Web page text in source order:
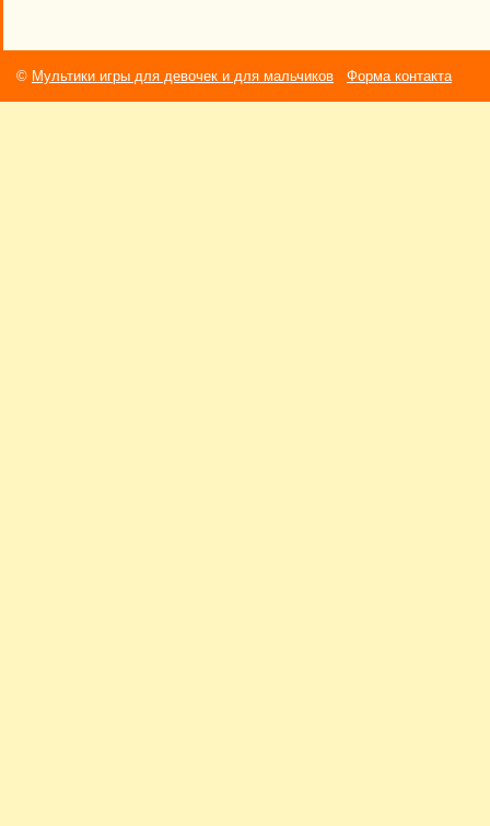
© Мультики игры для девочек и для мальчиков Форма контакта